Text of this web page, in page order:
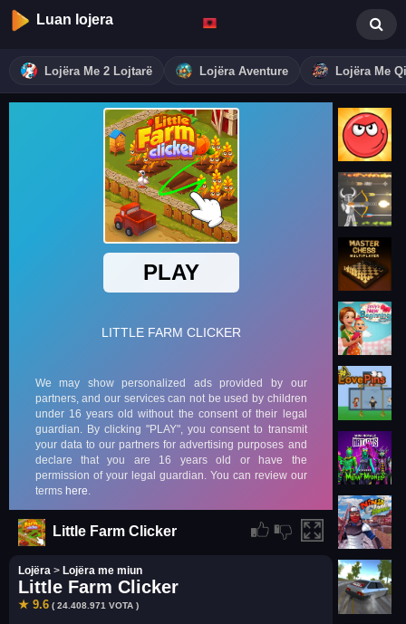
Luan lojera
Lojëra Me 2 Lojtarë Lojëra Aventure Lojëra Me
Little Farm Clicker
Lojëra > Lojëra me miun
Little Farm Clicker
★ 9.6 ( 24.408.971 VOTA )